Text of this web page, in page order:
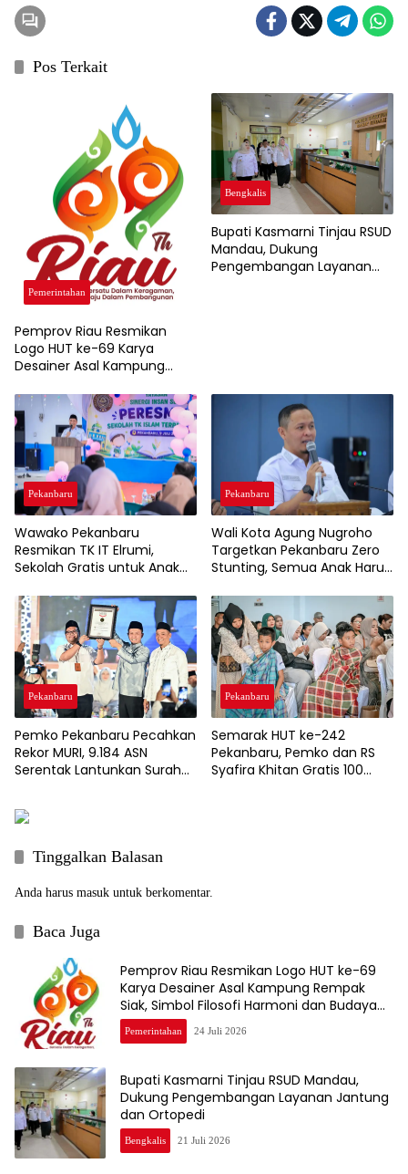
Pos Terkait
Pemerintahan
Pemprov Riau Resmikan
Logo HUT ke-69 Karya
Desainer Asal Kampung
Harmoni dan Budaya
Melayu
Bengkalis
Bupati Kasmarni Tinjau RSUD
Mandau, Dukung
Pengembangan Layanan
Pekanbaru
Wawako Pekanbaru
Resmikan TK IT Elrumi,
Sekolah Gratis untuk Anak
Wajib Belajar 13 Tahun
Pekanbaru
Wali Kota Agung Nugroho
Targetkan Pekanbaru Zero
Stunting, Semua Anak Harus
Pekanbaru
Pemko Pekanbaru Pecahkan
Rekor MURI, 9.184 ASN
Serentak Lantunkan Surah
Pekanbaru
Semarak HUT ke-242
Pekanbaru, Pemko dan RS
Syafira Khitan Gratis 100
Tinggalkan Balasan
Anda harus masuk untuk berkomentar.
Baca Juga
Pemprov Riau Resmikan Logo HUT ke-69
Karya Desainer Asal Kampung Rempak
Siak, Simbol Filosofi Harmoni dan Budaya
Melayu
Pemerintahan 24 Juli 2026
Bupati Kasmarni Tinjau RSUD Mandau,
Dukung Pengembangan Layanan Jantung
dan Ortopedi
Bengkalis 21 Juli 2026